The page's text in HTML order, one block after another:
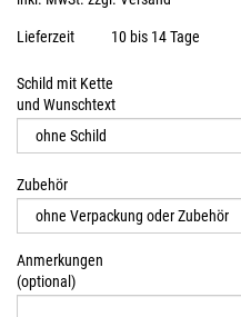
Lieferzeit 10 bis 14 Tage
Schild mit Kette
und Wunschtext
Zubehör
Anmerkungen
(optional)